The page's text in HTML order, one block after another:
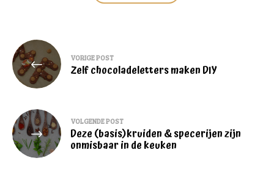
Bericht
navigatieVORIGE POST
Zelf chocoladeletters maken DIY
VOLGENDE POST
Deze (basis)kruiden & specerijen zijn
onmisbaar in de keuken